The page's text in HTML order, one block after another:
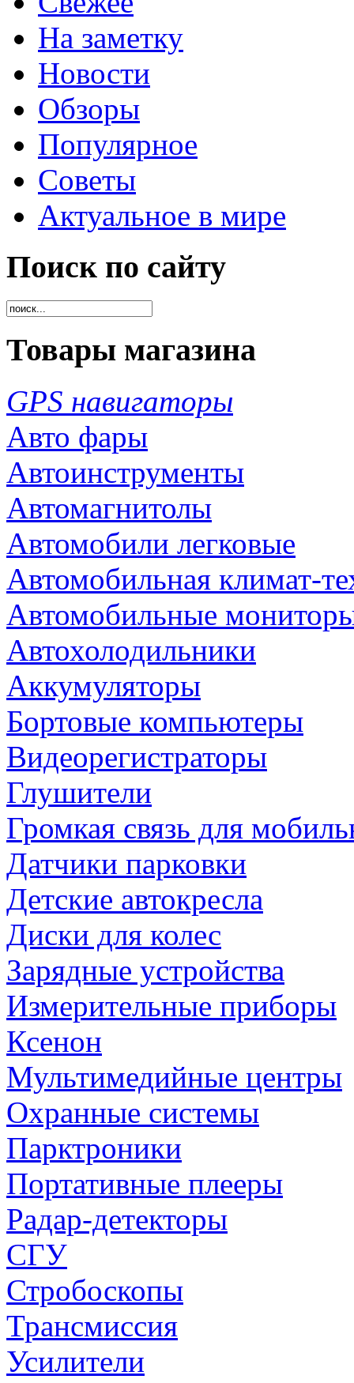
На заметку
Новости
Обзоры
Популярное
Советы
Актуальное в мире
Поиск по сайту
Товары магазина
GPS навигаторы
Авто фары
Автоинструменты
Автомагнитолы
Автомобили легковые
Автомобильная климат-
Автомобильные
Автохолодильники
Аккумуляторы
Бортовые компьютеры
Видеорегистраторы
Глушители
Громкая связь для
Датчики парковки
Детские автокресла
Диски для колес
Зарядные устройства
Измерительные приборы
Ксенон
Мультимедийные центры
Охранные системы
Парктроники
Портативные плееры
Радар-детекторы
СГУ
Стробоскопы
Трансмиссия
Усилители